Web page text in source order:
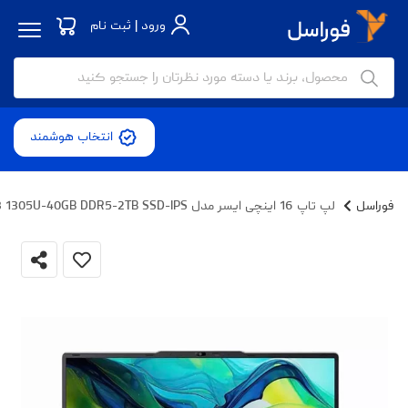
ورود | ثبت نام
انتخاب هوشمند
فوراسل لپ تاپ 16 اینچی ایسر مدل Aspire Lite AL16 52P 32E3-i3 1305U-40GB DDR5-2TB SSD-IPS - کاستوم شده